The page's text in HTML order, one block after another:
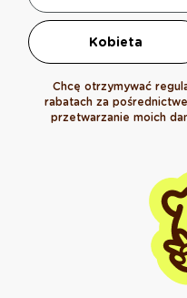
Kobieta
Chcę otrzymywać
rabatach za
przetwarzanie moich